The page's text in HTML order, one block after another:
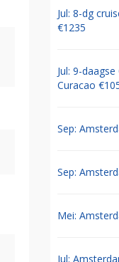
Jul: 8-dg
€1235
Jul: 9-
Curacao
Sep:
Sep:
Mei:
Jul: